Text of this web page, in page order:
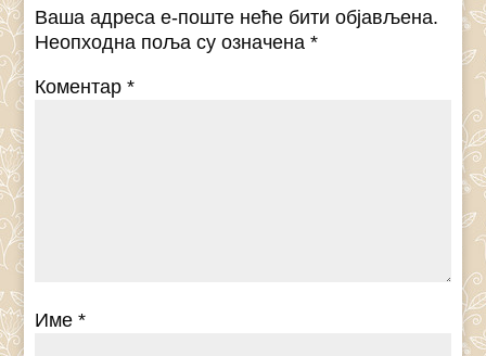
Ваша адреса е-поште неће бити објављена.
Неопходна поља су означена*
Коментар*
Име*